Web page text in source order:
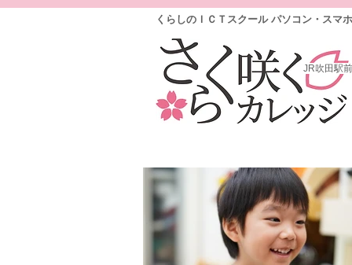
くらしのＩＣＴスクール パソコン・スマ
JR吹田駅前